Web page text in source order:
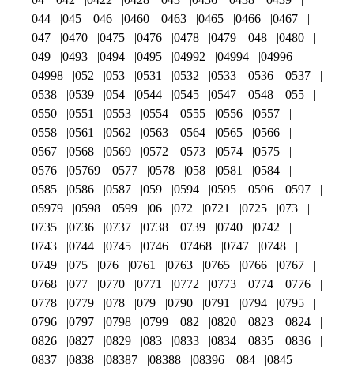
044
045 046 0460 0463 0465 0466
0467
047
0470 0475 0476 0478 0479 048
0480
049
0493 0494 0495 04992 04994
04996
04998
052 053 0531 0532 0533 0536
0537
0538
0539 054 0544 0545 0547 0548
055
0550
0551 0553 0554 0555 0556
0557
0558
0561 0562 0563 0564 0565
0566
0567
0568 0569 0572 0573 0574
0575
0576
05769 0577 0578 058 0581
0584
0585
0586 0587 059 0594 0595 0596
0597
05979
0598 0599 06 072 0721 0725
073
0735
0736 0737 0738 0739 0740
0742
0743
0744 0745 0746 07468 0747
0748
0749
075 076 0761 0763 0765 0766
0767
0768
077 0770 0771 0772 0773 0774
0776
0778
0779 078 079 0790 0791 0794
0795
0796
0797 0798 0799 082 0820 0823
0824
0826
0827 0829 083 0833 0834 0835
0836
0837
0838 08387 08388 08396 084
0845